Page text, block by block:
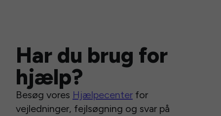
Har du brug for
hjælp?
Besøg vores Hjælpecenter for
vejledninger, fejlsøgning og svar på